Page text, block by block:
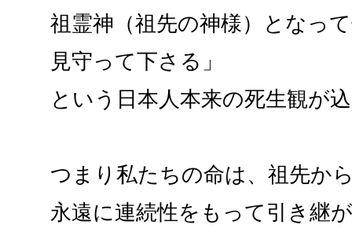
祖霊神（祖先の神様）となっ
見守って下さる」
という日本人本来の死生観が
つまり私たちの命は、祖先か
永遠に連続性をもって引き継